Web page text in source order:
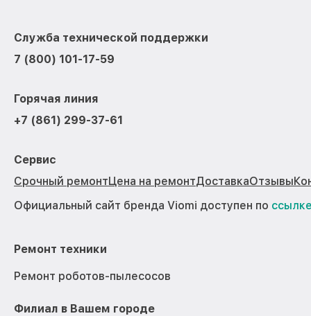
Служба технической поддержки
7 (800) 101-17-59
Горячая линия
+7 (861) 299-37-61
Сервис
Срочный ремонтЦена на ремонтДоставкаОтзывы
Официальный сайт бренда Viomi доступен по
Ремонт техники
Ремонт роботов-пылесосов
Филиал в Вашем городе